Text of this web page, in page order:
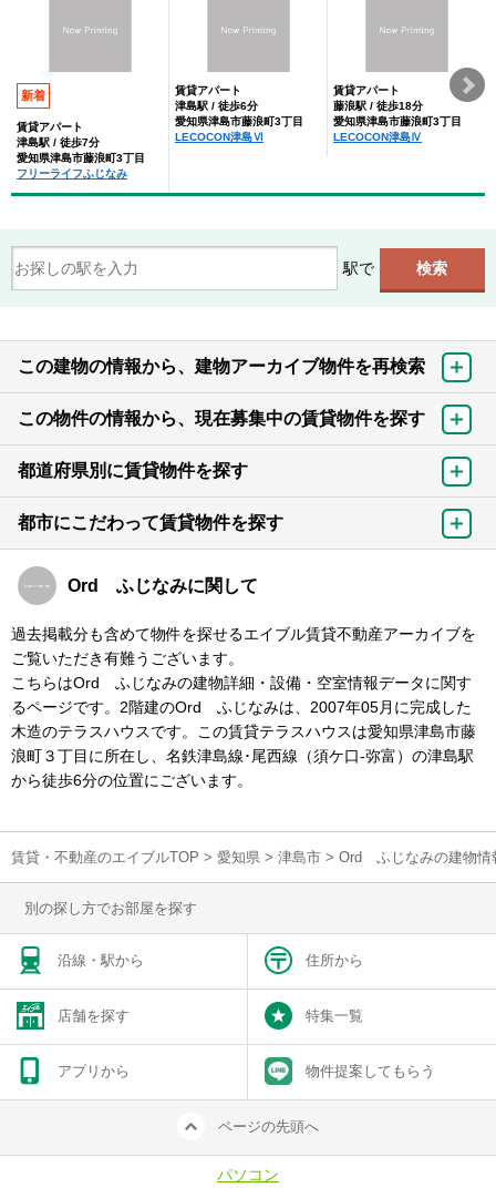
新着
賃貸アパート
津島駅 / 徒歩7分
愛知県津島市藤浪町3丁目
フリーライフふじなみ
賃貸アパート
津島駅 / 徒歩6分
愛知県津島市藤浪町3丁目
LECOCON津島Ⅵ
賃貸アパート
藤浪駅 / 徒歩18分
愛知県津島市藤浪町3丁目
LECOCON津島Ⅳ
駅で
この建物の情報から、建物アーカイブ物件を再検索
この物件の情報から、現在募集中の賃貸物件を探す
都道府県別に賃貸物件を探す
都市にこだわって賃貸物件を探す
Ord ふじなみに関して
過去掲載分も含めて物件を探せるエイブル賃貸不動産アーカイブを
ご覧いただき有難うございます。
こちらはOrd ふじなみの建物詳細・設備・空室情報データに関す
るページです。2階建のOrd ふじなみは、2007年05月に完成した
木造のテラスハウスです。この賃貸テラスハウスは愛知県津島市藤
浪町３丁目に所在し、名鉄津島線･尾西線（須ケ口-弥富）の津島駅
から徒歩6分の位置にございます。
賃貸・不動産のエイブルTOP > 愛知県 > 津島市 > Ord ふじなみの建物情
別の探し方でお部屋を探す
沿線・駅から 住所から
店舗を探す 特集一覧
アプリから 物件提案してもらう
ページの先頭へ
パソコン